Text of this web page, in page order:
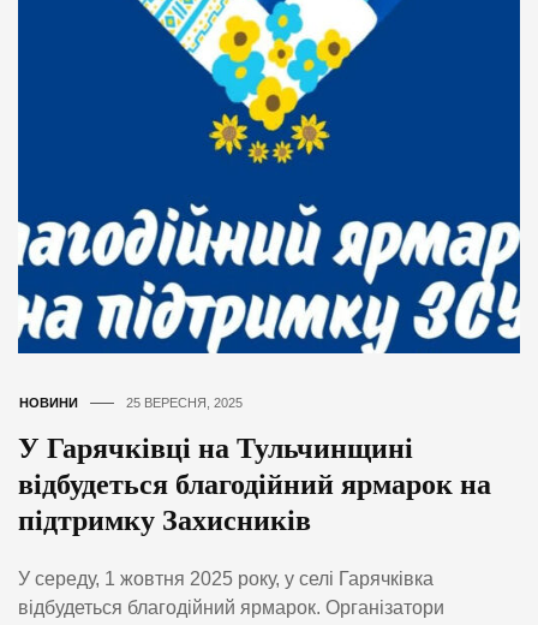
НОВИНИ 25 ВЕРЕСНЯ, 2025
У Гарячківці на Тульчинщині
відбудеться благодійний ярмарок на
підтримку Захисників
У середу, 1 жовтня 2025 року, у селі Гарячківка
відбудеться благодійний ярмарок. Організатори